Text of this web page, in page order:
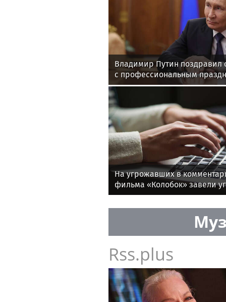
Владимир Путин поздравил
с профессиональным
На угрожавших в
фильма «Колобок» завели
Rss.plus